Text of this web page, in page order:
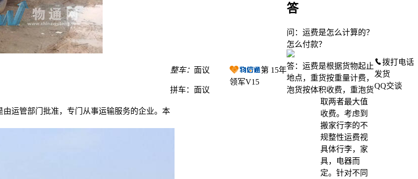
运管部门批准，专门从事运输服务的企业。本
整车： 面议
拼车： 面议
第 15年
领军V15
拨打电话
发货
QQ交谈
答
问：运费是怎么计算的？
怎么付款？
答：运费是根据货物起止
地点，重货按重量计费，
泡货按体积收费，重泡货
取两者最大值
收费。考虑到
搬家行李的不
规整性运费视
具体行李，家
具，电器而
定。针对不同